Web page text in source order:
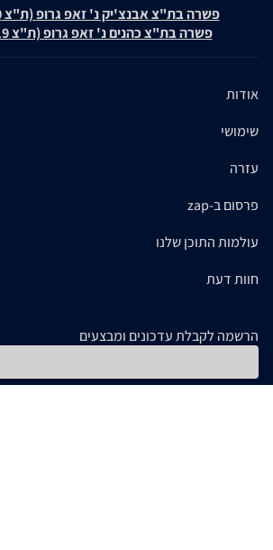
פשרה בת"צ אבנצ'יק נ' זאפ גרופ (ת"צ 23008-08-20)
פשרה בת"צ כהנים נ' זאפ גרופ (ת"צ 60371-12-19)
אודות
שימושי
עזרה
פרסום ב-zap
עולמות התוכן שלנו
חוות דעת
הרשמה לקבלת עדכונים ומבצעים